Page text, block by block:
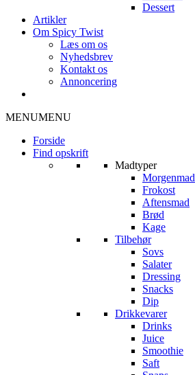
Dessert
Artikler
Om Spicy Twist
Læs om os
Nyhedsbrev
Kontakt os
Annoncering
MENUMENU
Forside
Find opskrift
Madtyper
Morgenmad
Frokost
Aftensmad
Brød
Kage
Tilbehør
Sovs
Salater
Dressing
Snacks
Dip
Drikkevarer
Drinks
Juice
Smoothie
Saft